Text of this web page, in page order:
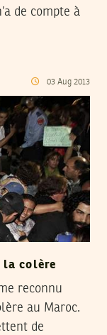
de compte à
03 Aug 2013
la colère
reconnu
au Maroc.
de